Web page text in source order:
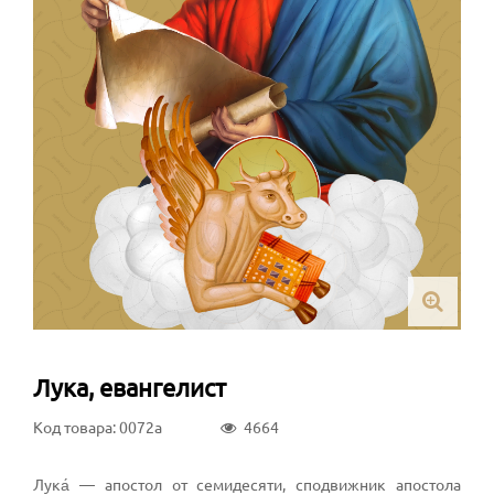
Лука, евангелист
Код товара: 0072a 4664
Лука́ — апостол от семидесяти, сподвижник апостола